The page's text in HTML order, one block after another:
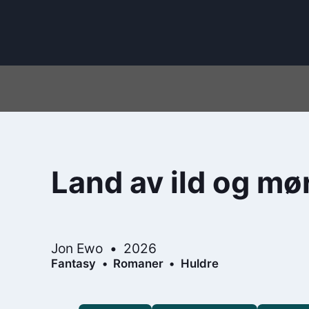
Land av ild og
Jon Ewo 2026
Fantasy Romaner Huldre